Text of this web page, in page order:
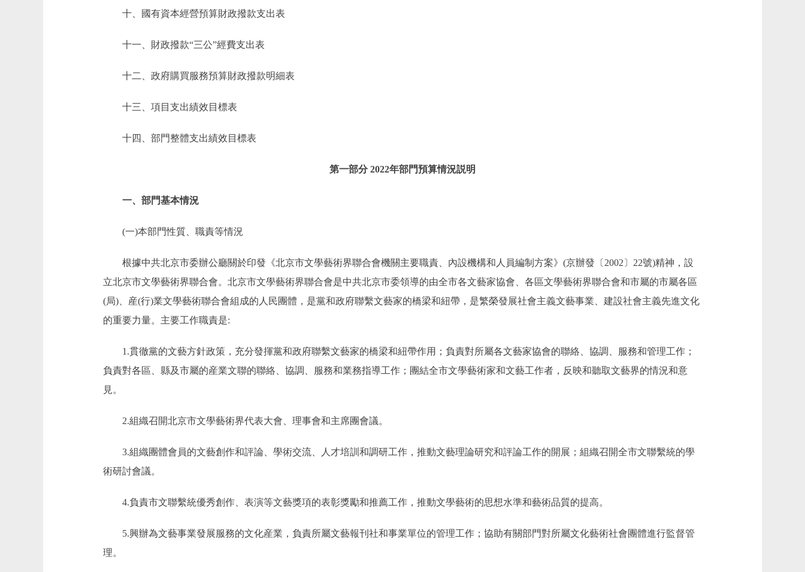
十、國有資本經營預算財政撥款支出表
十一、財政撥款“三公”經費支出表
十二、政府購買服務預算財政撥款明細表
十三、項目支出績效目標表
十四、部門整體支出績效目標表
第一部分 2022年部門預算情況説明
一、部門基本情況
(一)本部門性質、職責等情況
根據中共北京市委辦公廳關於印發《北京市文學藝術界聯合會機關主要職責、內設機構和人員編制方案》(京辦發〔2002〕22號)精神，設
立北京市文學藝術界聯合會。北京市文學藝術界聯合會是中共北京市委領導的由全市各文藝家協會、各區文學藝術界聯合會和市屬的市屬各區
(局)、産(行)業文學藝術聯合會組成的人民團體，是黨和政府聯繫文藝家的橋梁和紐帶，是繁榮發展社會主義文藝事業、建設社會主義先進文化
的重要力量。主要工作職責是:
1.貫徹黨的文藝方針政策，充分發揮黨和政府聯繫文藝家的橋梁和紐帶作用；負責對所屬各文藝家協會的聯絡、協調、服務和管理工作；
負責對各區、縣及市屬的産業文聯的聯絡、協調、服務和業務指導工作；團結全市文學藝術家和文藝工作者，反映和聽取文藝界的情況和意
見。
2.組織召開北京市文學藝術界代表大會、理事會和主席團會議。
3.組織團體會員的文藝創作和評論、學術交流、人才培訓和調研工作，推動文藝理論研究和評論工作的開展；組織召開全市文聯繫統的學
術研討會議。
4.負責市文聯繫統優秀創作、表演等文藝獎項的表彰獎勵和推薦工作，推動文學藝術的思想水準和藝術品質的提高。
5.興辦為文藝事業發展服務的文化産業，負責所屬文藝報刊社和事業單位的管理工作；協助有關部門對所屬文化藝術社會團體進行監督管
理。